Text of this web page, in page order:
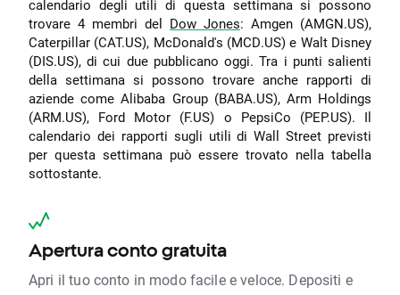
calendario degli utili di questa settimana si possono
trovare 4 membri del Dow Jones: Amgen (AMGN.US),
Caterpillar (CAT.US), McDonald's (MCD.US) e Walt Disney
(DIS.US), di cui due pubblicano oggi. Tra i punti salienti
della settimana si possono trovare anche rapporti di
aziende come Alibaba Group (BABA.US), Arm Holdings
(ARM.US), Ford Motor (F.US) o PepsiCo (PEP.US). Il
calendario dei rapporti sugli utili di Wall Street previsti
per questa settimana può essere trovato nella tabella
sottostante.
Apertura conto gratuita
Apri il tuo conto in modo facile e veloce. Depositi e